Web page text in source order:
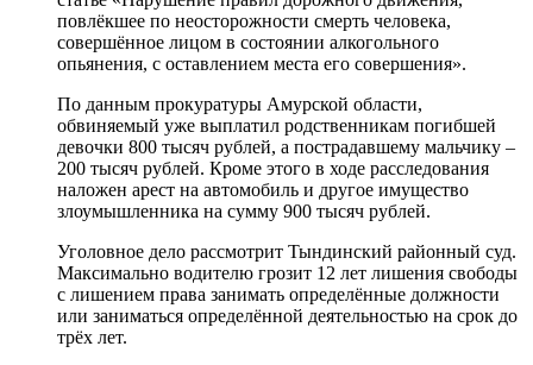
повлёкшее по неосторожности смерть человека,
совершённое лицом в состоянии алкогольного
опьянения, с оставлением места его совершения».
По данным прокуратуры Амурской области,
обвиняемый уже выплатил родственникам погибшей
девочки 800 тысяч рублей, а пострадавшему мальчику –
200 тысяч рублей. Кроме этого в ходе расследования
наложен арест на автомобиль и другое имущество
злоумышленника на сумму 900 тысяч рублей.
Уголовное дело рассмотрит Тындинский районный суд.
Максимально водителю грозит 12 лет лишения свободы
с лишением права занимать определённые должности
или заниматься определённой деятельностью на срок до
трёх лет.